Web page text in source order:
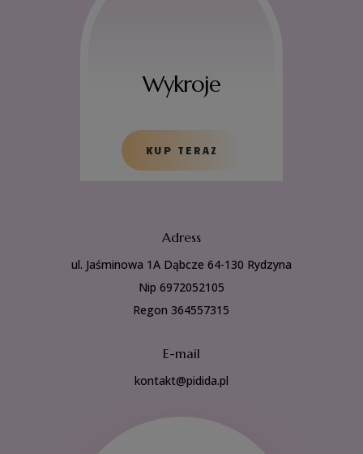
Wykroje
KUP TERAZ
Adress
ul. Jaśminowa 1A Dąbcze 64-130 Rydzyna
Nip 6972052105
Regon 364557315
E-mail
kontakt@pidida.pl